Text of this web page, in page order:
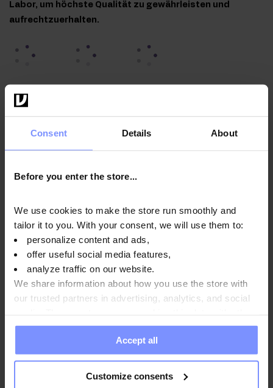
Consent Details About
Before you enter the store...
We use cookies to make the store run smoothly and
tailor it to you. With your consent, we will use them to:
personalize content and ads,
offer useful social media features,
analyze traffic on our website.
We share information about how you use the store with
our trusted partners in advertising, analytics, and social
information you have provided to them or that they have
collected when you use their services. Do you agree?
Accept all
Customize consents
Labor, um höchste Qualität zu gewährleisten und
aufrechtzuerhalten.
OstroVit Arginin - Mikrobiologische analyse 01.03.2024
OstroVit Arginin - Bestimmung des schwermetallgehalts
Anwendungsweise
Parameter